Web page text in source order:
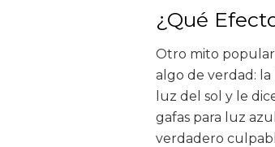
¿Qué
Otro mito popular
algo de verdad:
luz del sol y le
gafas para luz
verdadero